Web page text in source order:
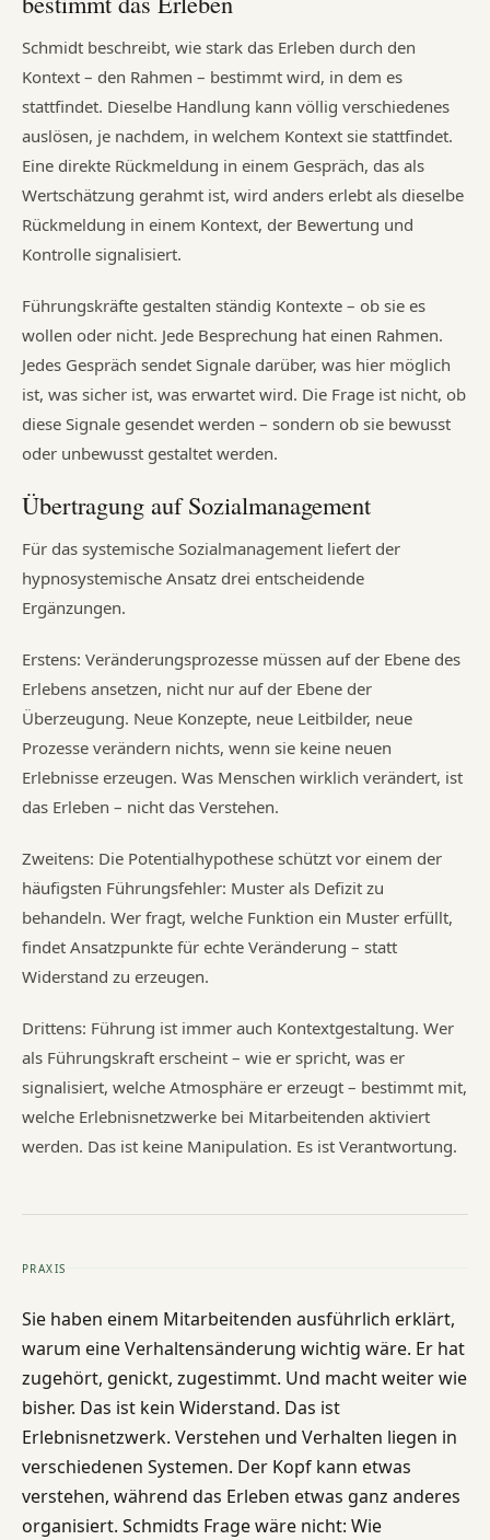
Schmidt beschreibt, wie stark das Erleben durch den
Kontext – den Rahmen – bestimmt wird, in dem es
stattfindet. Dieselbe Handlung kann völlig verschiedenes
auslösen, je nachdem, in welchem Kontext sie stattfindet.
Eine direkte Rückmeldung in einem Gespräch, das als
Wertschätzung gerahmt ist, wird anders erlebt als dieselbe
Rückmeldung in einem Kontext, der Bewertung und
Kontrolle signalisiert.
Führungskräfte gestalten ständig Kontexte – ob sie es
wollen oder nicht. Jede Besprechung hat einen Rahmen.
Jedes Gespräch sendet Signale darüber, was hier möglich
ist, was sicher ist, was erwartet wird. Die Frage ist nicht, ob
diese Signale gesendet werden – sondern ob sie bewusst
oder unbewusst gestaltet werden.
Übertragung auf Sozialmanagement
Für das systemische Sozialmanagement liefert der
hypnosystemische Ansatz drei entscheidende
Ergänzungen.
Erstens: Veränderungsprozesse müssen auf der Ebene des
Erlebens ansetzen, nicht nur auf der Ebene der
Überzeugung. Neue Konzepte, neue Leitbilder, neue
Prozesse verändern nichts, wenn sie keine neuen
Erlebnisse erzeugen. Was Menschen wirklich verändert, ist
das Erleben – nicht das Verstehen.
Zweitens: Die Potentialhypothese schützt vor einem der
häufigsten Führungsfehler: Muster als Defizit zu
behandeln. Wer fragt, welche Funktion ein Muster erfüllt,
findet Ansatzpunkte für echte Veränderung – statt
Widerstand zu erzeugen.
Drittens: Führung ist immer auch Kontextgestaltung. Wer
als Führungskraft erscheint – wie er spricht, was er
signalisiert, welche Atmosphäre er erzeugt – bestimmt mit,
welche Erlebnisnetzwerke bei Mitarbeitenden aktiviert
werden. Das ist keine Manipulation. Es ist Verantwortung.
PRAXIS
Sie haben einem Mitarbeitenden ausführlich erklärt,
warum eine Verhaltensänderung wichtig wäre. Er hat
zugehört, genickt, zugestimmt. Und macht weiter wie
bisher. Das ist kein Widerstand. Das ist
Erlebnisnetzwerk. Verstehen und Verhalten liegen in
verschiedenen Systemen. Der Kopf kann etwas
verstehen, während das Erleben etwas ganz anderes
organisiert. Schmidts Frage wäre nicht: Wie